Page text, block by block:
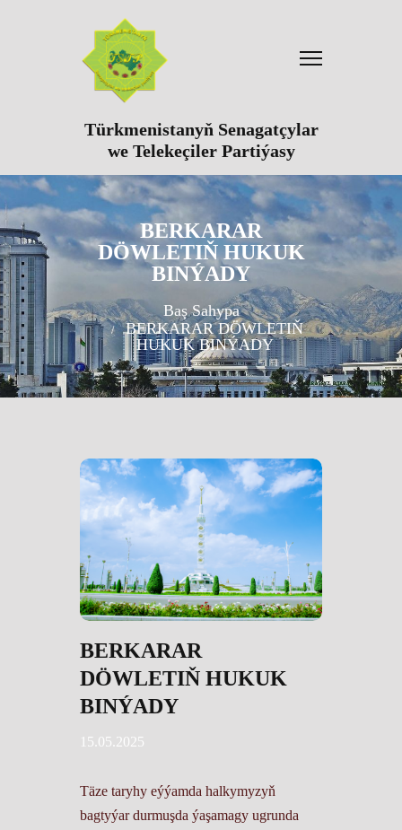
Türkmenistanyň Senagatçylar
we Telekeçiler Partiýasy
BERKARAR
DÖWLETIŇ HUKUK
BINÝADY
Baş Sahypa
BERKARAR DÖWLETIŇ
HUKUK BINÝADY
BERKARAR
DÖWLETIŇ HUKUK
BINÝADY
15.05.2025
Täze taryhy eýýamda halkymyzyň
bagtyýar durmuşda ýaşamagy ugrunda